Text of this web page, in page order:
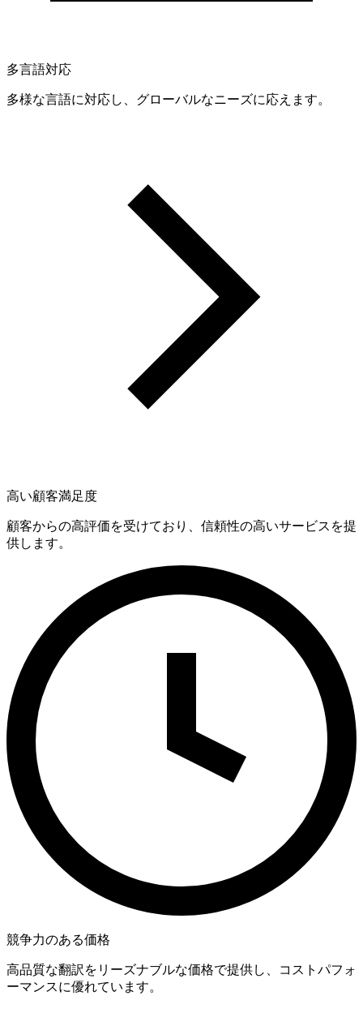
多言語対応
多様な言語に対応し、グローバルなニーズに応えます。
高い顧客満足度
顧客からの高評価を受けており、信頼性の高いサービスを提
供します。
競争力のある価格
高品質な翻訳をリーズナブルな価格で提供し、コストパフォ
ーマンスに優れています。